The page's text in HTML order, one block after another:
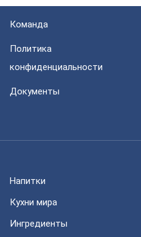
Команда
Политика
конфиденциальности
Документы
Напитки
Кухни мира
Ингредиенты